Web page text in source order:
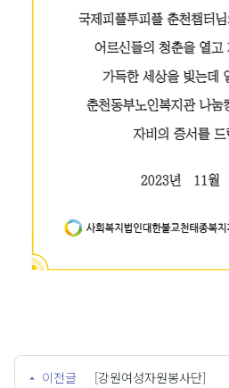
이전글 [강원여성자원봉사단]